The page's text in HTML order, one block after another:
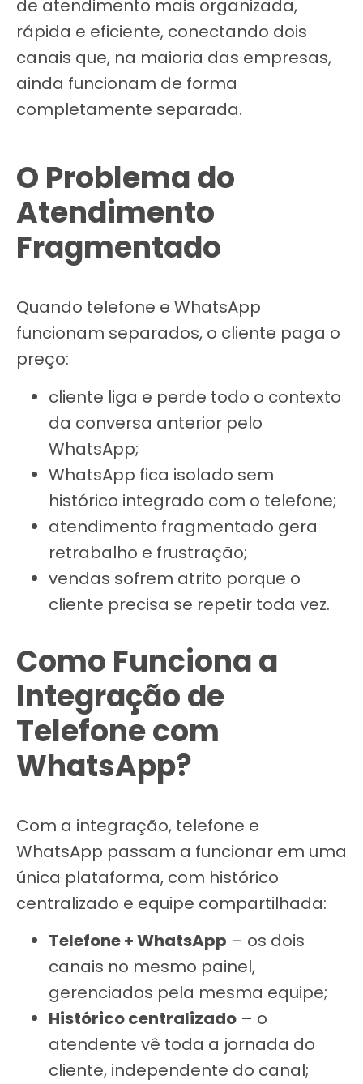
de atendimento mais organizada,
rápida e eficiente, conectando dois
canais que, na maioria das empresas,
ainda funcionam de forma
completamente separada.
O Problema do
Atendimento
Fragmentado
Quando telefone e WhatsApp
funcionam separados, o cliente paga o
preço:
cliente liga e perde todo o contexto
da conversa anterior pelo
WhatsApp;
WhatsApp fica isolado sem
histórico integrado com o telefone;
atendimento fragmentado gera
retrabalho e frustração;
vendas sofrem atrito porque o
cliente precisa se repetir toda vez.
Como Funciona a
Integração de
Telefone com
WhatsApp?
Com a integração, telefone e
WhatsApp passam a funcionar em uma
única plataforma, com histórico
centralizado e equipe compartilhada:
Telefone + WhatsApp – os dois
canais no mesmo painel,
gerenciados pela mesma equipe;
Histórico centralizado – o
atendente vê toda a jornada do
cliente, independente do canal;